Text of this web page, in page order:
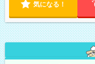
気になる！